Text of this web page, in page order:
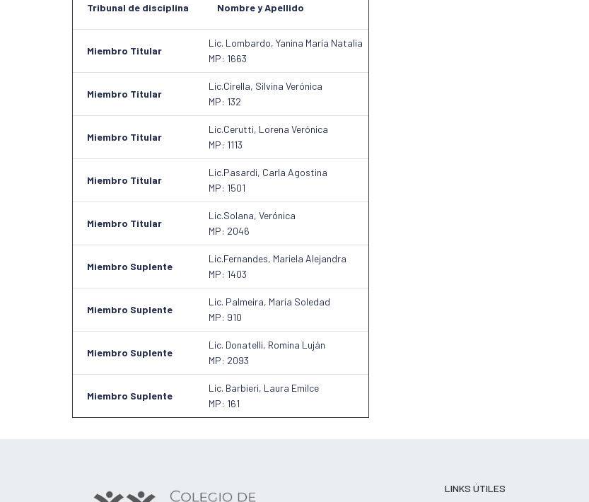
Tribunal de disciplina Nombre y Apellido
Miembro Titular
Lic. Lombardo, Yanina María Natalia
MP: 1663
Miembro Titular
Lic.Cirella, Silvina Verónica
MP: 132
Miembro Titular
Lic.Cerutti, Lorena Verónica
MP: 1113
Miembro Titular
Lic.Pasardi, Carla Agostina
MP: 1501
Miembro Titular
Lic.Solana, Verónica
MP: 2046
Miembro Suplente
Lic.Fernandes, Mariela Alejandra
MP: 1403
Miembro Suplente
Lic. Palmeira, María Soledad
MP: 910
Miembro Suplente
Lic. Donatelli, Romina Luján
MP: 2093
Miembro Suplente
Lic. Barbieri, Laura Emilce
MP: 161
LINKS ÚTILES